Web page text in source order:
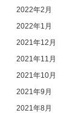
2022年2月
2022年1月
2021年12月
2021年11月
2021年10月
2021年9月
2021年8月